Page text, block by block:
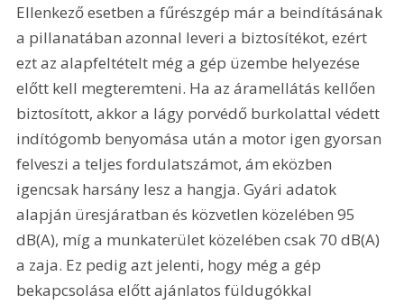
Ellenkező esetben a fűrészgép már a beindításának
a pillanatában azonnal leveri a biztosítékot, ezért
ezt az alapfeltételt még a gép üzembe helyezése
előtt kell megteremteni. Ha az áramellátás kellően
biztosított, akkor a lágy porvédő burkolattal védett
indítógomb benyomása után a motor igen gyorsan
felveszi a teljes fordulatszámot, ám eközben
igencsak harsány lesz a hangja. Gyári adatok
alapján üresjáratban és közvetlen közelében 95
dB(A), míg a munkaterület közelében csak 70 dB(A)
a zaja. Ez pedig azt jelenti, hogy még a gép
bekapcsolása előtt ajánlatos füldugókkal